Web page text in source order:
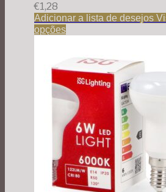
€1,28
Adicionar a lista de desejos
opções